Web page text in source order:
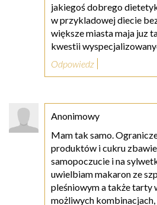
jakiegoś dobrego
w przykladowej diecie
większe miasta maja juz
kwestii
Odpowiedz
Anonimowy
Mam tak samo.
produktów i cukru
samopoczucie i na
uwielbiam makaron ze
pleśniowym a także tarty
możliwych kombinacjach,